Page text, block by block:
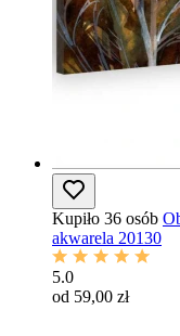
Kupiło 36 osób
akwarela 20130
5.0
od 59,00 zł